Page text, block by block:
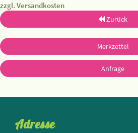
zzgl. Versandkosten
Zurück
Merkzettel
Anfrage
Adresse